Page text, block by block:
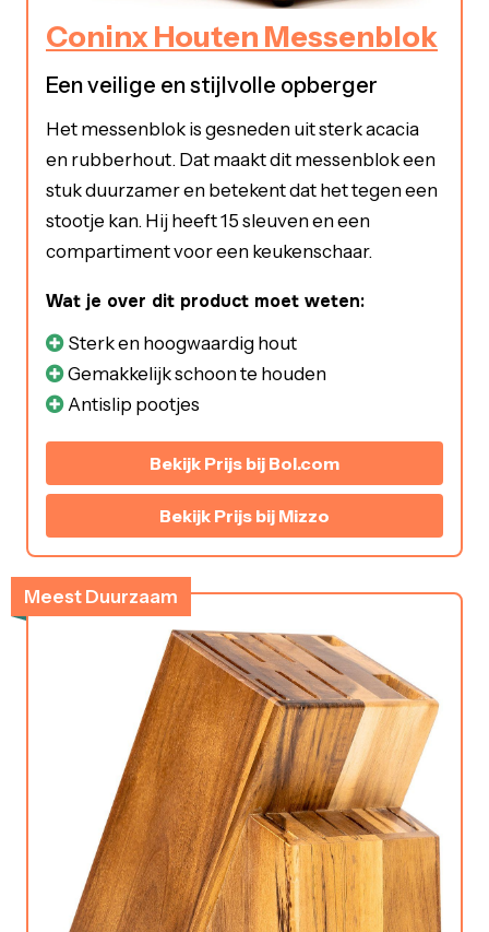
Coninx Houten Messenblok
Een veilige en stijlvolle opberger
Het messenblok is gesneden uit sterk acacia
en rubberhout. Dat maakt dit messenblok een
stuk duurzamer en betekent dat het tegen een
stootje kan. Hij heeft 15 sleuven en een
compartiment voor een keukenschaar.
Wat je over dit product moet weten:
Sterk en hoogwaardig hout
Gemakkelijk schoon te houden
Antislip pootjes
Bekijk Prijs bij Bol.com
Bekijk Prijs bij Mizzo
Meest Duurzaam